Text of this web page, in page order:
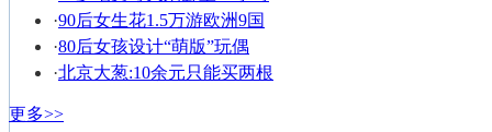
·90后女生花1.5万游欧洲9国
·80后女孩设计“萌版”玩偶
·北京大葱:10余元只能买两根
更多>>